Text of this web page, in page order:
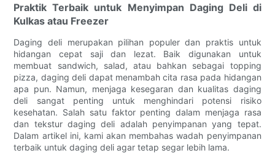
Praktik Terbaik untuk Menyimpan Daging Deli di
Kulkas atau Freezer
Daging deli merupakan pilihan populer dan praktis untuk
hidangan cepat saji dan lezat. Baik digunakan untuk
membuat sandwich, salad, atau bahkan sebagai topping
pizza, daging deli dapat menambah cita rasa pada hidangan
apa pun. Namun, menjaga kesegaran dan kualitas daging
deli sangat penting untuk menghindari potensi risiko
kesehatan. Salah satu faktor penting dalam menjaga rasa
dan tekstur daging deli adalah penyimpanan yang tepat.
Dalam artikel ini, kami akan membahas wadah penyimpanan
terbaik untuk daging deli agar tetap segar lebih lama.